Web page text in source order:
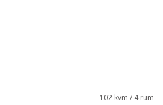
102 kvm / 4 rum